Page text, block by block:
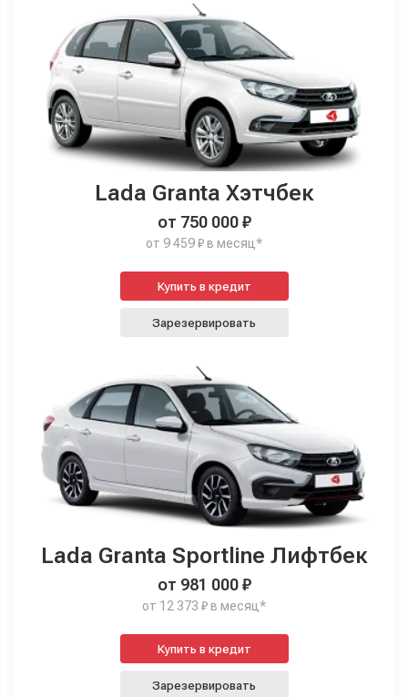
Lada Granta Хэтчбек
от 750 000 ₽
от 9 459 ₽ в месяц*
Купить в кредит
Зарезервировать
Lada Granta Sportline Лифтбек
от 981 000 ₽
от 12 373 ₽ в месяц*
Купить в кредит
Зарезервировать